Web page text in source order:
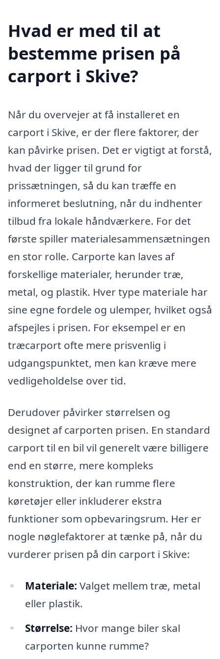
Hvad er med til at
bestemme prisen på
carport i Skive?
Når du overvejer at få installeret en
carport i Skive, er der flere faktorer, der
kan påvirke prisen. Det er vigtigt at forstå,
hvad der ligger til grund for
prissætningen, så du kan træffe en
informeret beslutning, når du indhenter
tilbud fra lokale håndværkere. For det
første spiller materialesammensætningen
en stor rolle. Carporte kan laves af
forskellige materialer, herunder træ,
metal, og plastik. Hver type materiale har
sine egne fordele og ulemper, hvilket også
afspejles i prisen. For eksempel er en
træcarport ofte mere prisvenlig i
udgangspunktet, men kan kræve mere
vedligeholdelse over tid.
Derudover påvirker størrelsen og
designet af carporten prisen. En standard
carport til en bil vil generelt være billigere
end en større, mere kompleks
konstruktion, der kan rumme flere
køretøjer eller inkluderer ekstra
funktioner som opbevaringsrum. Her er
nogle nøglefaktorer at tænke på, når du
vurderer prisen på din carport i Skive:
Materiale: Valget mellem træ, metal
eller plastik.
Størrelse: Hvor mange biler skal
carporten kunne rumme?